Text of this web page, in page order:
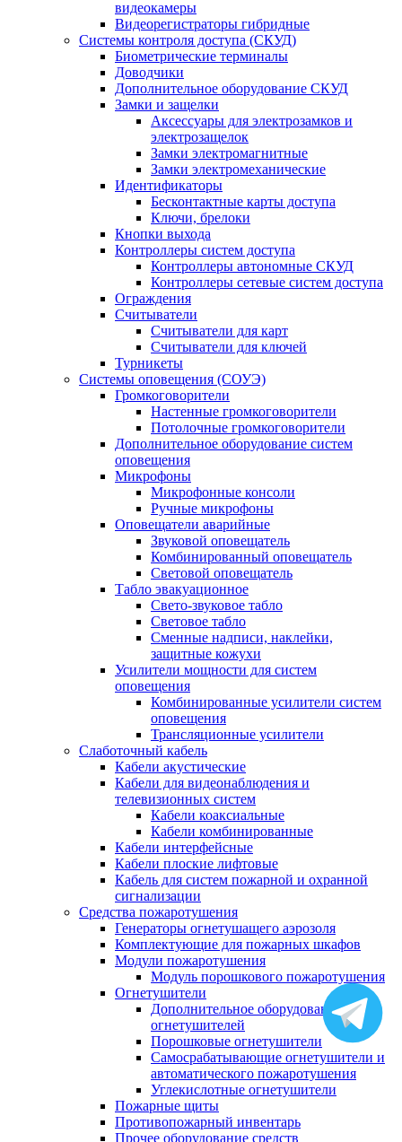
видеокамеры
Видеорегистраторы гибридные
Системы контроля доступа (СКУД)
Биометрические терминалы
Доводчики
Дополнительное оборудование СКУД
Замки и защелки
Аксессуары для электрозамков и
электрозащелок
Замки электромагнитные
Замки электромеханические
Идентификаторы
Бесконтактные карты доступа
Ключи, брелоки
Кнопки выхода
Контроллеры систем доступа
Контроллеры автономные СКУД
Контроллеры сетевые систем доступа
Ограждения
Считыватели
Считыватели для карт
Считыватели для ключей
Турникеты
Системы оповещения (СОУЭ)
Громкоговорители
Настенные громкоговорители
Потолочные громкоговорители
Дополнительное оборудование систем
оповещения
Микрофоны
Микрофонные консоли
Ручные микрофоны
Оповещатели аварийные
Звуковой оповещатель
Комбинированный оповещатель
Световой оповещатель
Табло эвакуационное
Свето-звуковое табло
Световое табло
Сменные надписи, наклейки,
защитные кожухи
Усилители мощности для систем
оповещения
Комбинированные усилители систем
оповещения
Трансляционные усилители
Слаботочный кабель
Кабели акустические
Кабели для видеонаблюдения и
телевизионных систем
Кабели коаксиальные
Кабели комбинированные
Кабели интерфейсные
Кабели плоские лифтовые
Кабель для систем пожарной и охранной
сигнализации
Средства пожаротушения
Генераторы огнетушащего аэрозоля
Комплектующие для пожарных шкафов
Модули пожаротушения
Модуль порошкового пожаротушения
Огнетушители
Дополнительное оборудование для
огнетушителей
Порошковые огнетушители
Самосрабатывающие огнетушители и
автоматического пожаротушения
Углекислотные огнетушители
Пожарные щиты
Противопожарный инвентарь
Прочее оборудование средств